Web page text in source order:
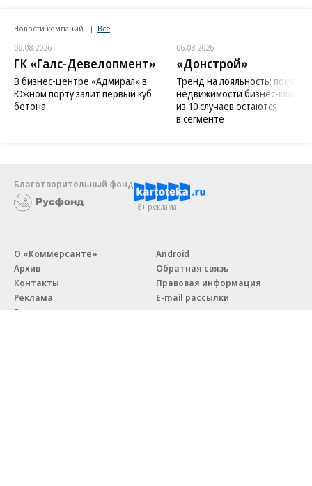
Новости компаний Все
06.08.2026
ГК «Галс-Девелопмент»
В бизнес-центре «Адмирал» в
Южном порту залит первый куб
бетона
06.08.2026
«Донстрой»
Тренд на лояльность:
недвижимости бизнес-класса
из 10 случаев остаются
в сегменте
Благотворительный фонд
18+ реклама
О «Коммерсанте»
Архив
Контакты
Реклама
Вакансии
Android
Обратная связь
Правовая информация
E-mail рассылки